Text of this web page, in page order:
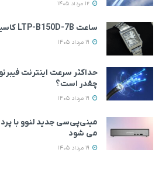
ساعت LTP-B150D-7B کاسیو با طراحی رترو عرضه شد
حداکثر سرعت اینترنت
چقدر است؟
می‌ شود